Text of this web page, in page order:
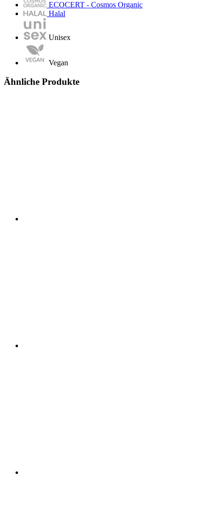
ECOCERT - Cosmos Organic
Halal
Unisex
Vegan
Ähnliche Produkte